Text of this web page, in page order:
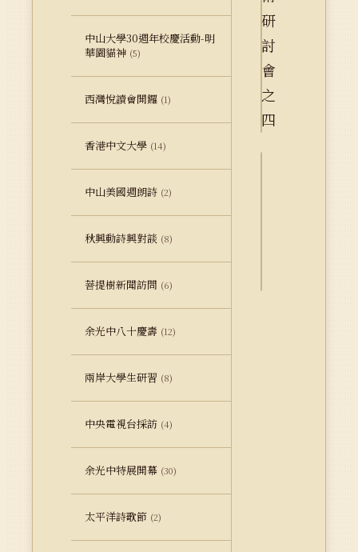
中山大學30週年校慶活動-明
華園貓神 (5)
西灣悅讀會開鑼 (1)
香港中文大學 (14)
中山美國週朗詩 (2)
秋興動詩興對談 (8)
菩提樹新聞訪問 (6)
余光中八十慶壽 (12)
兩岸大學生研習 (8)
中央電視台採訪 (4)
余光中特展開幕 (30)
太平洋詩歌節 (2)